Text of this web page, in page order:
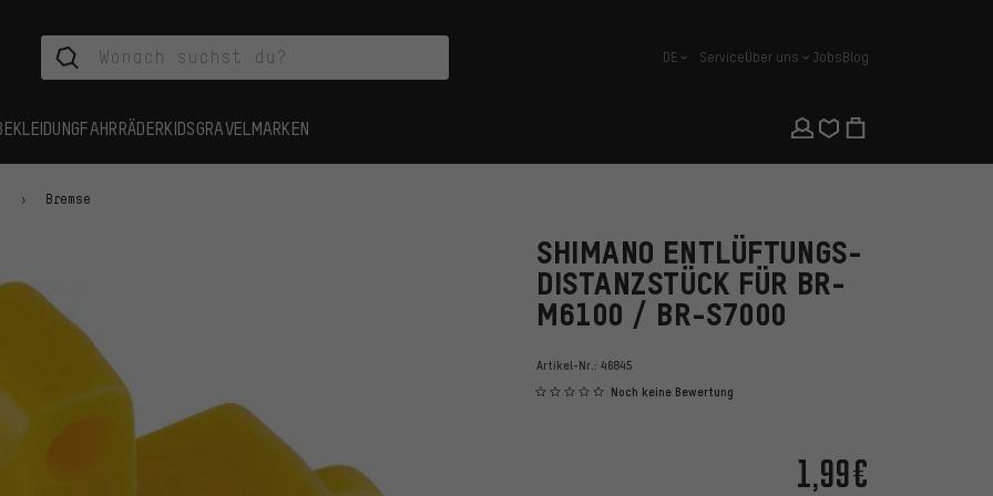
Deutsch
DE ServiceÜber uns JobsBlog
FAHRRÄDERKIDSGRAVEL MARKEN
Bremse
SHIMANO ENTLÜFTUNGS-
DISTANZSTÜCK FÜR BR-
M6100 / BR-S7000
Artikel-Nr.: 46845
Noch keine Bewertung
1,99€